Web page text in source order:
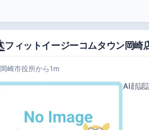
フィットイージーコムタウン岡崎
岡崎市役所から1m
AI顔認